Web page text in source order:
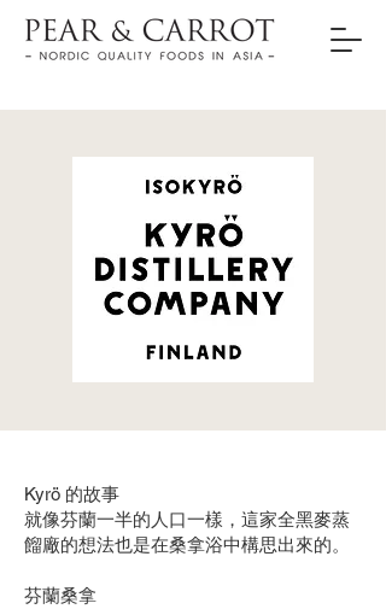
Kyrö 的故事
就像芬蘭一半的人口一樣，這家全黑麥蒸
餾廠的想法也是在桑拿浴中構思出來的。
芬蘭桑拿